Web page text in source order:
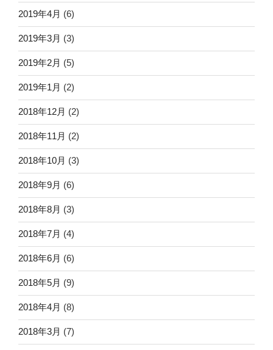
2019年4月 (6)
2019年3月 (3)
2019年2月 (5)
2019年1月 (2)
2018年12月 (2)
2018年11月 (2)
2018年10月 (3)
2018年9月 (6)
2018年8月 (3)
2018年7月 (4)
2018年6月 (6)
2018年5月 (9)
2018年4月 (8)
2018年3月 (7)